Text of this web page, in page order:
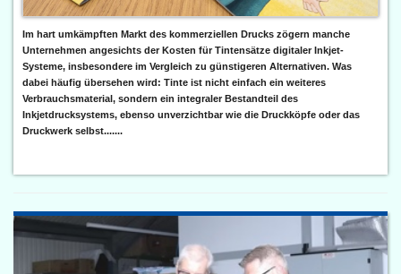
Im hart umkämpften Markt des kommerziellen Drucks zögern manche
Unternehmen angesichts der Kosten für Tintensätze digitaler Inkjet-
Systeme, insbesondere im Vergleich zu günstigeren Alternativen. Was
dabei häufig übersehen wird: Tinte ist nicht einfach ein weiteres
Verbrauchsmaterial, sondern ein integraler Bestandteil des
Inkjetdrucksystems, ebenso unverzichtbar wie die Druckköpfe oder das
Druckwerk selbst.......